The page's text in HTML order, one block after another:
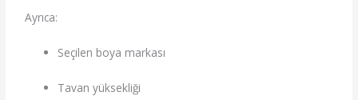
Ayrıca:
Seçilen boya markası
Tavan yüksekliği